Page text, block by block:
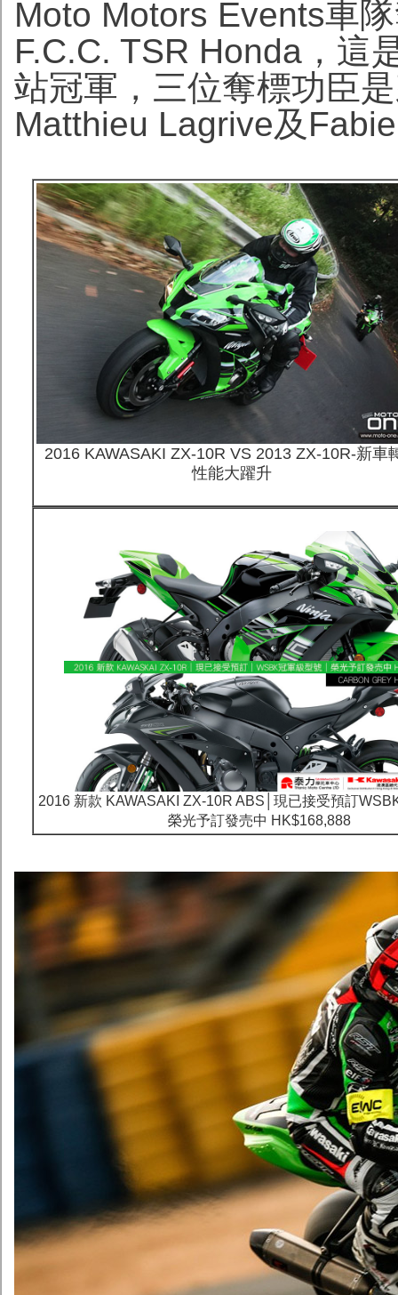
Moto Motors Events車
F.C.C. TSR Honda，這
站冠軍，三位奪標功臣
Matthieu Lagrive及
2016 KAWASAKI ZX-10R VS 2013 ZX-10R-新車
性能大躍升
2016 新款 KAWASAKI ZX-10R ABS│現已接受預訂
榮光予訂發売中 HK$168,888